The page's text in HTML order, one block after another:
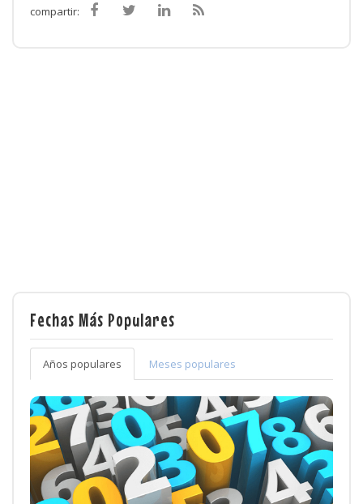
compartir:
Fechas Más Populares
Años populares Meses populares